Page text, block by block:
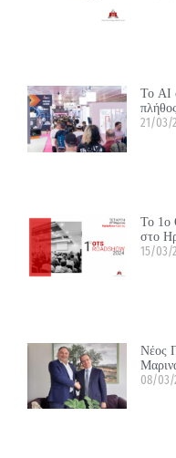
Το ΑΙ
21/03/
Το 1ο
στο
15/03/
Νέος
08/03/